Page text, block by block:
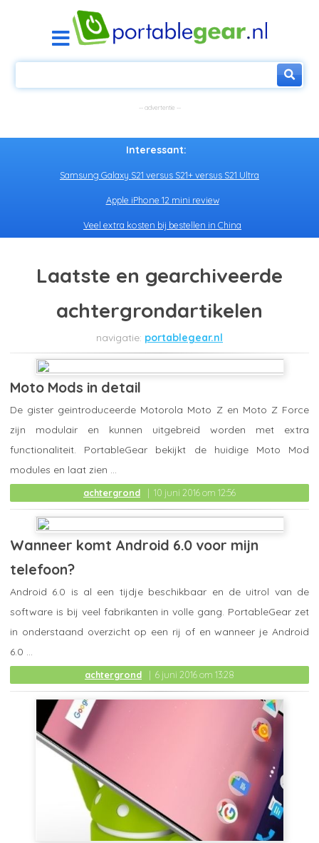
Interessant:
Samsung Galaxy S21 versus S21+ versus S21 Ultra
Apple iPhone 12 mini review
Veel extra kosten bij bestellen in China
Laatste en gearchiveerde
achtergrondartikelen
portablegear.nl
Moto Mods in detail
achtergrond 10 juni 2016 om 12:56
De gister geintroduceerde Motorola Moto Z en Moto Z Force
zijn modulair en kunnen uitgebreid worden met extra
functionaliteit. PortableGear bekijkt de huidige Moto Mod
modules en laat zien ...
Wanneer komt Android 6.0 voor mijn
telefoon?
achtergrond 6 juni 2016 om 13:28
Android 6.0 is al een tijdje beschikbaar en de uitrol van de
software is bij veel fabrikanten in volle gang. PortableGear zet
in onderstaand overzicht op een rij of en wanneer je Android
6.0 ...